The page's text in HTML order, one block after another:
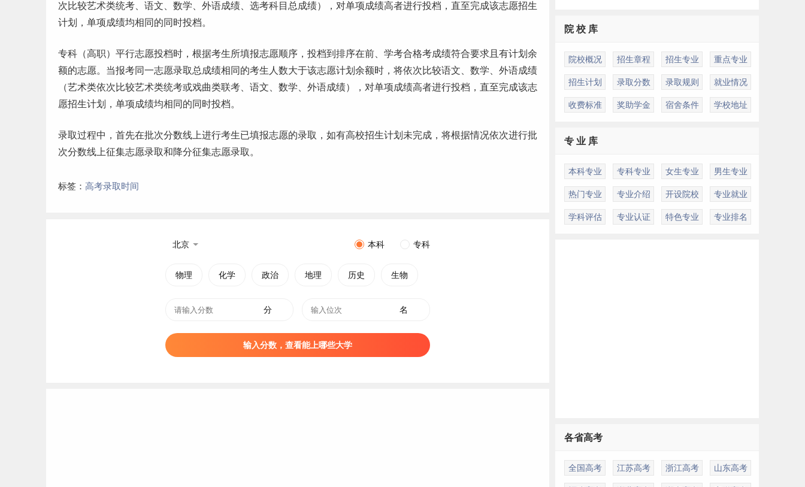
次比较艺术类统考、语文、数学、外语成绩、选考科目总成绩），对单项成绩高者进行投档，直至完成该志愿招生
计划，单项成绩均相同的同时投档。
专科（高职）平行志愿投档时，根据考生所填报志愿顺序，投档到排序在前、学考合格考成绩符合要求且有计划余
额的志愿。当报考同一志愿录取总成绩相同的考生人数大于该志愿计划余额时，将依次比较语文、数学、外语成绩
（艺术类依次比较艺术类统考或戏曲类联考、语文、数学、外语成绩），对单项成绩高者进行投档，直至完成该志
愿招生计划，单项成绩均相同的同时投档。
录取过程中，首先在批次分数线上进行考生已填报志愿的录取，如有高校招生计划未完成，将根据情况依次进行批
次分数线上征集志愿录取和降分征集志愿录取。
标签： 高考录取时间
北京 本科 专科
物理 化学 政治 地理 历史 生物
分 名
输入分数，查看能上哪些大学
院 校 库
院校概况 招生章程 招生专业 重点专业
招生计划 录取分数 录取规则 就业情况
收费标准 奖助学金 宿舍条件 学校地址
专 业 库
本科专业 专科专业 女生专业 男生专业
热门专业 专业介绍 开设院校 专业就业
学科评估 专业认证 特色专业 专业排名
各省高考
全国高考 江苏高考 浙江高考 山东高考